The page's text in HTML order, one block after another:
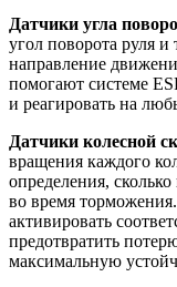
Датчики угла
угол поворота руля
направление
помогают системе
и реагировать на
Датчики колесной
вращения каждого
определения,
во время
активировать
предотвратить
максимальную